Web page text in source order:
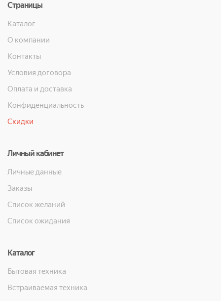
Страницы
Каталог
О компании
Контакты
Условия договора
Оплата и доставка
Конфиденциальность
Скидки
Личный кабинет
Личные данные
Заказы
Список желаний
Список ожидания
Каталог
Бытовая техника
Встраиваемая техника